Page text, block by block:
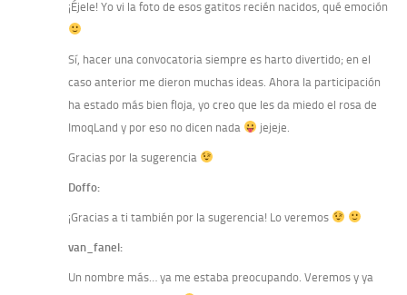
¡Éjele! Yo vi la foto de esos gatitos recién nacidos, qué emoción
Sí, hacer una convocatoria siempre es harto divertido; en el
caso anterior me dieron muchas ideas. Ahora la participación
ha estado más bien floja, yo creo que les da miedo el rosa de
ImoqLand y por eso no dicen nada
jejeje.
Gracias por la sugerencia
Doffo:
¡Gracias a ti también por la sugerencia! Lo veremos
van_fanel:
Un nombre más… ya me estaba preocupando. Veremos y ya